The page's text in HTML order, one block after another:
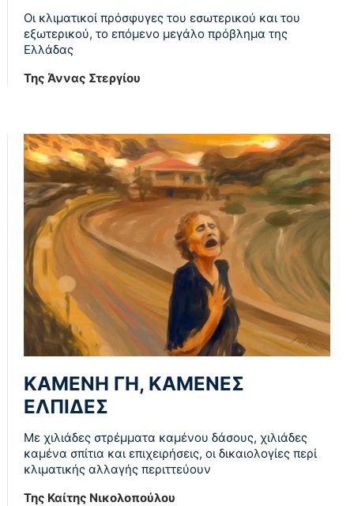
Οι κλιματικοί πρόσφυγες του εσωτερικού και του
εξωτερικού, το επόμενο μεγάλο πρόβλημα της
Ελλάδας
Της Άννας Στεργίου
ΚΑΜΕΝΗ ΓΗ, ΚΑΜΕΝΕΣ
ΕΛΠΙΔΕΣ
Με χιλιάδες στρέμματα καμένου δάσους, χιλιάδες
καμένα σπίτια και επιχειρήσεις, οι δικαιολογίες περί
κλιματικής αλλαγής περιττεύουν
Της Καίτης Νικολοπούλου